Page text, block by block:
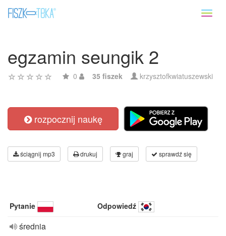
egzamin seungik 2
0 35 fiszek krzysztofkwiatuszewski
rozpocznij naukę
ściągnij mp3 drukuj graj sprawdź się
Pytanie Odpowiedź
średnia